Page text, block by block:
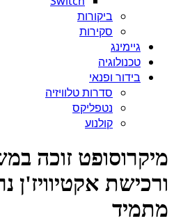
ביקורות
סקירות
גיימינג
טכנולוגיה
בידור ופנאי
סדרות טלוויזיה
נטפליקס
קולנוע
זוכה
אקטיוויז'ן